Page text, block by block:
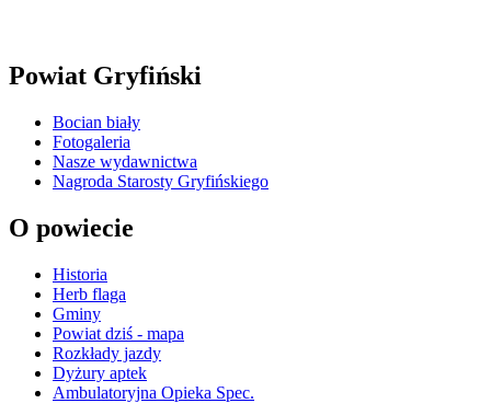
Powiat Gryfiński
Bocian biały
Fotogaleria
Nasze wydawnictwa
Nagroda Starosty Gryfińskiego
O powiecie
Historia
Herb flaga
Gminy
Powiat dziś - mapa
Rozkłady jazdy
Dyżury aptek
Ambulatoryjna Opieka Spec.